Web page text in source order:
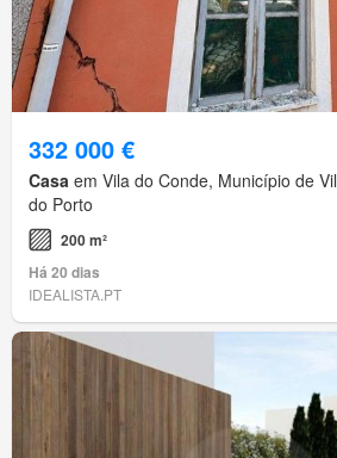
332 000 €
Casa em Vila do Conde, Município de
do Porto
200 m²
Há 20 dias
IDEALISTA.PT